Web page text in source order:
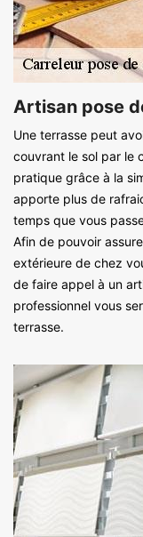
Artisan pose
Une terrasse peut
couvrant le sol par le
pratique grâce à la
apporte plus de
temps que vous
Afin de pouvoir
extérieure de chez
de faire appel à un
professionnel vous
terrasse.